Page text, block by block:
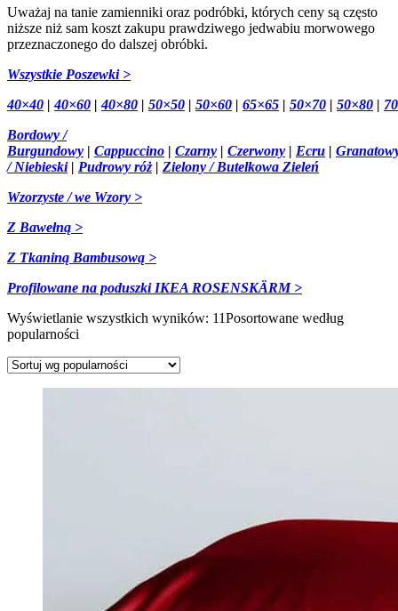
Uważaj na tanie zamienniki oraz podróbki, których ceny są często
niższe niż sam koszt zakupu prawdziwego jedwabiu morwowego
przeznaczonego do dalszej obróbki.
Wszystkie Poszewki >
40×40 |40×60 |40×80 | 50×50 | 50×60 | 65×65 | 50×70 | 50×80 |
Bordowy /
Burgundowy | Cappuccino | Czarny | Czerwony | Ecru |
/ Niebieski| Pudrowy róż | Zielony / Butelkowa Zieleń
Wzorzyste / we Wzory >
Z Bawełną >
Z Tkaniną Bambusową >
Profilowane na poduszki IKEA ROSENSKÄRM >
Wyświetlanie wszystkich wyników: 11Posortowane według
popularności